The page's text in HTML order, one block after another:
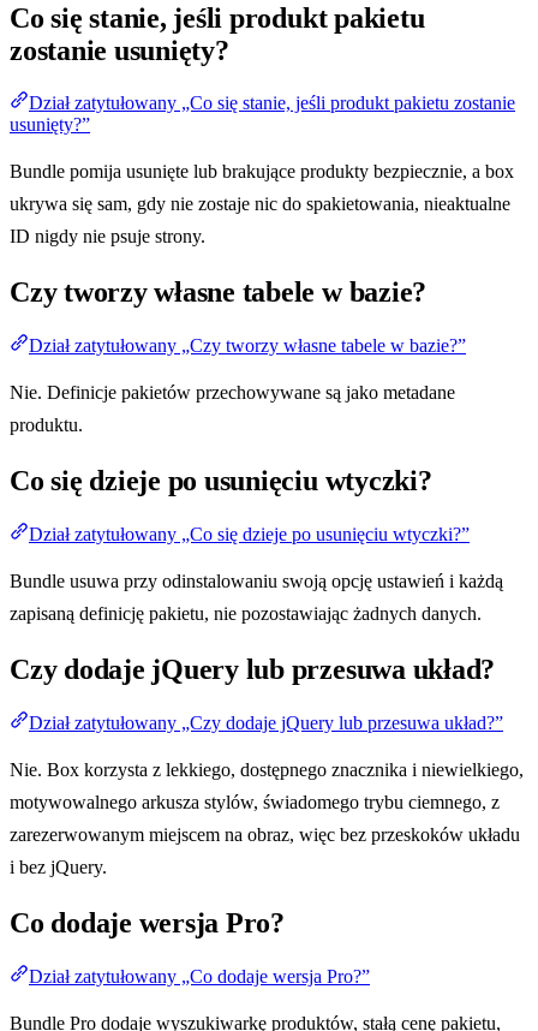
Co się stanie, jeśli produkt pakietu
zostanie usunięty?
Dział zatytułowany „Co się stanie, jeśli produkt pakietu zostanie
usunięty?”
Bundle pomija usunięte lub brakujące produkty bezpiecznie, a box
ukrywa się sam, gdy nie zostaje nic do spakietowania, nieaktualne
ID nigdy nie psuje strony.
Czy tworzy własne tabele w bazie?
Dział zatytułowany „Czy tworzy własne tabele w bazie?”
Nie. Definicje pakietów przechowywane są jako metadane
produktu.
Co się dzieje po usunięciu wtyczki?
Dział zatytułowany „Co się dzieje po usunięciu wtyczki?”
Bundle usuwa przy odinstalowaniu swoją opcję ustawień i każdą
zapisaną definicję pakietu, nie pozostawiając żadnych danych.
Czy dodaje jQuery lub przesuwa układ?
Dział zatytułowany „Czy dodaje jQuery lub przesuwa układ?”
Nie. Box korzysta z lekkiego, dostępnego znacznika i niewielkiego,
motywowalnego arkusza stylów, świadomego trybu ciemnego, z
zarezerwowanym miejscem na obraz, więc bez przeskoków układu
i bez jQuery.
Co dodaje wersja Pro?
Dział zatytułowany „Co dodaje wersja Pro?”
Bundle Pro dodaje wyszukiwarkę produktów, stałą cenę pakietu,